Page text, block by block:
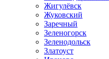
Жигулёвск
Жуковский
Заречный
Зеленогорск
Зеленодольск
Златоуст